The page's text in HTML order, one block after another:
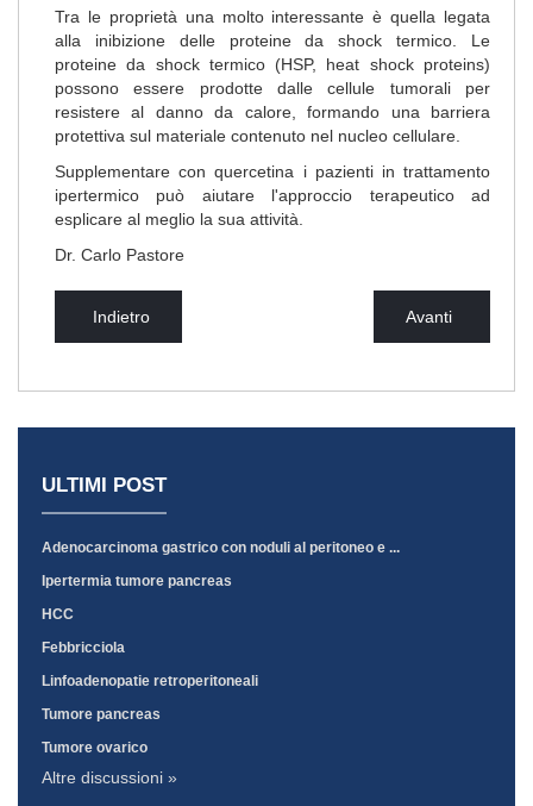
Tra le proprietà una molto interessante è quella legata
alla inibizione delle proteine da shock termico. Le
proteine da shock termico (HSP, heat shock proteins)
possono essere prodotte dalle cellule tumorali per
resistere al danno da calore, formando una barriera
protettiva sul materiale contenuto nel nucleo cellulare.
Supplementare con quercetina i pazienti in trattamento
ipertermico può aiutare l'approccio terapeutico ad
esplicare al meglio la sua attività.
Dr. Carlo Pastore
Indietro Avanti
ULTIMI POST
Adenocarcinoma gastrico con noduli al peritoneo e ...
Ipertermia tumore pancreas
HCC
Febbricciola
Linfoadenopatie retroperitoneali
Tumore pancreas
Tumore ovarico
Altre discussioni »